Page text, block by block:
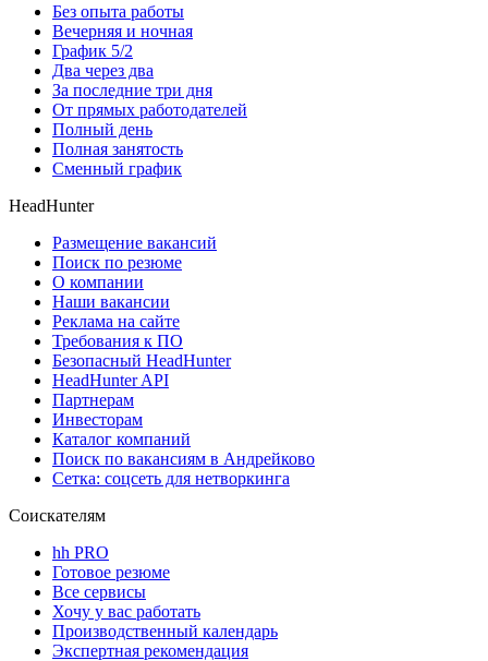
Без опыта работы
Вечерняя и ночная
График 5/2
Два через два
За последние три дня
От прямых работодателей
Полный день
Полная занятость
Сменный график
HeadHunter
Размещение вакансий
Поиск по резюме
О компании
Наши вакансии
Реклама на сайте
Требования к ПО
Безопасный HeadHunter
HeadHunter API
Партнерам
Инвесторам
Каталог компаний
Поиск по вакансиям в Андрейково
Сетка: соцсеть для нетворкинга
Соискателям
hh PRO
Готовое резюме
Все сервисы
Хочу у вас работать
Производственный календарь
Экспертная рекомендация